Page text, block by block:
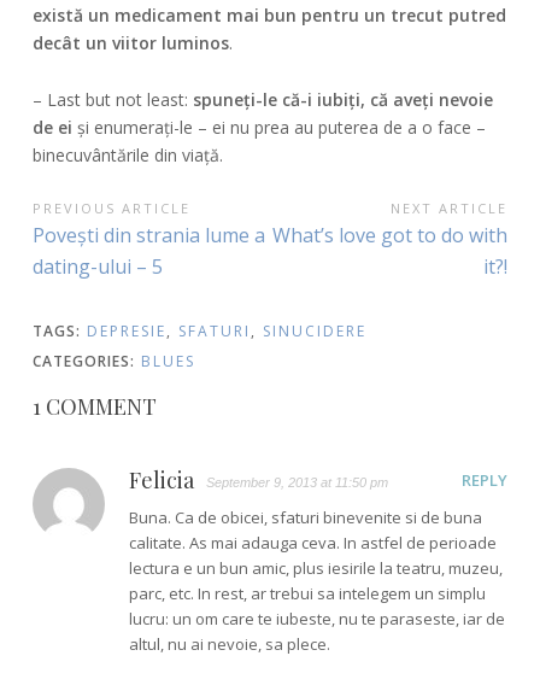
există un medicament mai bun pentru un trecut putred
decât un viitor luminos.
– Last but not least: spuneți-le că-i iubiți, că aveți nevoie
de ei și enumerați-le – ei nu prea au puterea de a o face –
binecuvântările din viață.
POST
NAVIGATION
PREVIOUS ARTICLE
Previous
Article:
Povești din strania lume a
dating-ului – 5
NEXT ARTICLE
Next
What’s love got to do with
it?!
TAGS: DEPRESIE, SFATURI , SINUCIDERE
CATEGORIES: BLUES
1 COMMENT
Felicia September 9, 2013 at 11:50 pm
REPLY
Buna. Ca de obicei, sfaturi binevenite si de buna
calitate. As mai adauga ceva. In astfel de perioade
lectura e un bun amic, plus iesirile la teatru, muzeu,
parc, etc. In rest, ar trebui sa intelegem un simplu
lucru: un om care te iubeste, nu te paraseste, iar de
altul, nu ai nevoie, sa plece.